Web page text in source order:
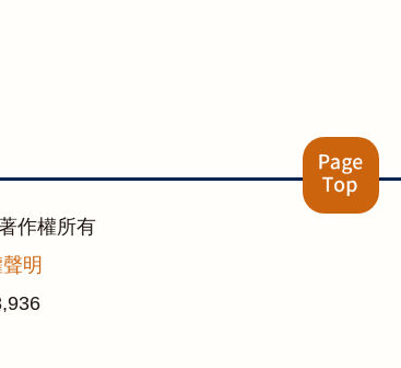
作權所有
明